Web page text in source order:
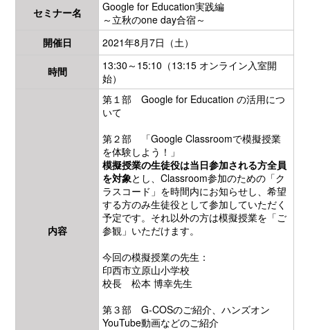
セミナー名
Google for Education実践編
～立秋のone day合宿～
開催日
2021年8月7日（土）
時間
13:30～15:10（13:15 オンライン入室開
始）
内容
第１部 Google for Education の活用につ
いて
第２部 「Google Classroomで模擬授業
を体験しよう！」
模擬授業の生徒役は当日参加される方全員
を対象とし、Classroom参加のための「ク
ラスコード」を時間内にお知らせし、希望
する方のみ生徒役として参加していただく
予定です。それ以外の方は模擬授業を「ご
参観」いただけます。
今回の模擬授業の先生：
印西市立原山小学校
校長 松本 博幸先生
第３部 G-COSのご紹介、ハンズオン
YouTube動画などのご紹介